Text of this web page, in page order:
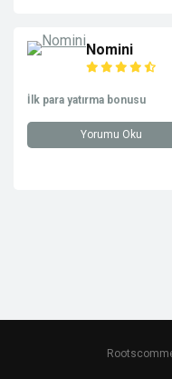
Nomini
İlk para yatırma bonusu
Yorumu Oku